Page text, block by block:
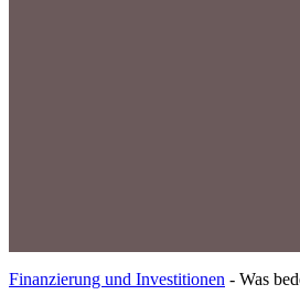
Finanzierung und Investitionen - Was